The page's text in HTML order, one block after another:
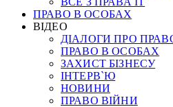
ПРАВО В ОСОБАХ
ВІДЕО
ДІАЛОГИ ПРО
ПРАВО В ОСОБАХ
ЗАХИСТ БІЗНЕСУ
ІНТЕРВ`Ю
НОВИНИ
ПРАВО ВІЙНИ